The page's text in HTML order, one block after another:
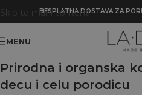
Skip to main content
BESPLATNA DOSTAVA ZA
MENU
Prirodna i organska
decu i celu porodicu